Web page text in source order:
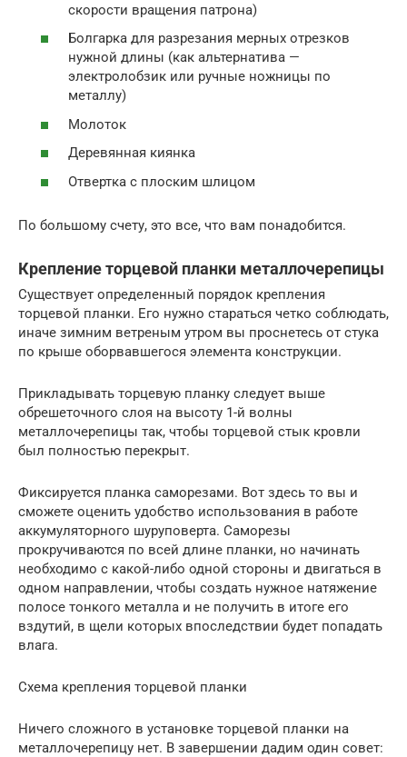
скорости вращения патрона)
Болгарка для разрезания мерных отрезков
нужной длины (как альтернатива —
электролобзик или ручные ножницы по
металлу)
Молоток
Деревянная киянка
Отвертка с плоским шлицом
По большому счету, это все, что вам понадобится.
Крепление торцевой планки металлочерепицы
Существует определенный порядок крепления
торцевой планки. Его нужно стараться четко соблюдать,
иначе зимним ветреным утром вы проснетесь от стука
по крыше оборвавшегося элемента конструкции.
Прикладывать торцевую планку следует выше
обрешеточного слоя на высоту 1-й волны
металлочерепицы так, чтобы торцевой стык кровли
был полностью перекрыт.
Фиксируется планка саморезами. Вот здесь то вы и
сможете оценить удобство использования в работе
аккумуляторного шуруповерта. Саморезы
прокручиваются по всей длине планки, но начинать
необходимо с какой-либо одной стороны и двигаться в
одном направлении, чтобы создать нужное натяжение
полосе тонкого металла и не получить в итоге его
вздутий, в щели которых впоследствии будет попадать
влага.
Схема крепления торцевой планки
Ничего сложного в установке торцевой планки на
металлочерепицу нет. В завершении дадим один совет: